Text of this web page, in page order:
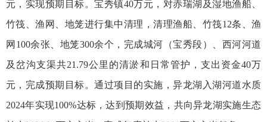
元，实现预期目标。宝秀镇40万元，对赤瑞湖及湿地渔船、
竹筏、渔网、地笼进行集中清理，清理渔船、竹筏12条、渔
网100余张、地笼300余个，完成城河（宝秀段）、西河河道
及岔沟支渠共21.79公里的清淤和日常管护，支出资金40万
元，完成预期目标。通过项目的实施，异龙湖入湖河道水质
2024年实现100%达标，达到预期效益，共向异龙湖实施生态